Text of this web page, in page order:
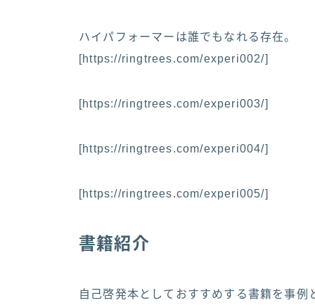
ハイパフォーマーは誰でもなれる存在。
[https://ringtrees.com/experi002/]
[https://ringtrees.com/experi003/]
[https://ringtrees.com/experi004/]
[https://ringtrees.com/experi005/]
書籍紹介
自己啓発本としておすすめする書籍を事例